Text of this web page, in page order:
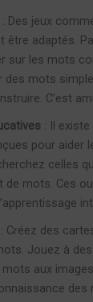
: Des jeux
être adaptés.
sur les mots
des mots
C’est
: Il
pour aider
celles
de mots. Ces
: Créez des
Jouez à
aux
des